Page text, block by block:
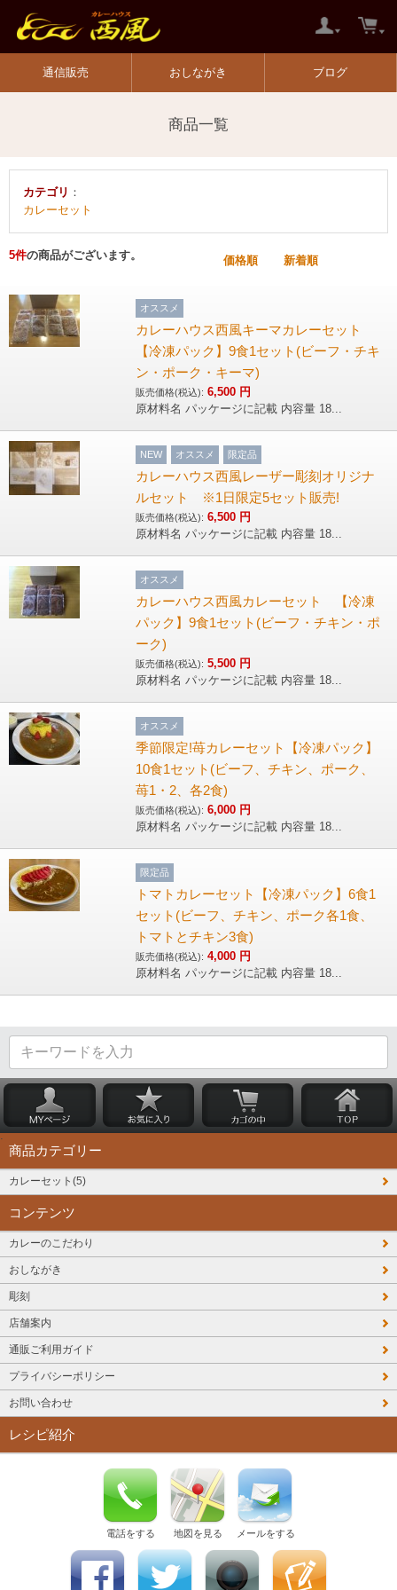
通信販売 おしながき ブログ
商品一覧
カテゴリ ：
カレーセット
5件の商品がございます。 価格順 新着順
オススメ
カレーハウス西風キーマカレーセット
【冷凍パック】9食1セット(ビーフ・チキ
ン・ポーク・キーマ)
販売価格(税込): 6,500 円
原材料名 パッケージに記載 内容量 18...
NEW オススメ 限定品
カレーハウス西風レーザー彫刻オリジナ
ルセット ※1日限定5セット販売!
販売価格(税込): 6,500 円
原材料名 パッケージに記載 内容量 18...
オススメ
カレーハウス西風カレーセット 【冷凍
パック】9食1セット(ビーフ・チキン・ポ
ーク)
販売価格(税込): 5,500 円
原材料名 パッケージに記載 内容量 18...
オススメ
季節限定!苺カレーセット【冷凍パック】
10食1セット(ビーフ、チキン、ポーク、
苺1・2、各2食)
販売価格(税込): 6,000 円
原材料名 パッケージに記載 内容量 18...
限定品
トマトカレーセット【冷凍パック】6食1
セット(ビーフ、チキン、ポーク各1食、
トマトとチキン3食)
販売価格(税込): 4,000 円
原材料名 パッケージに記載 内容量 18...
商品カテゴリー
カレーセット(5)
コンテンツ
カレーのこだわり
おしながき
彫刻
店舗案内
通販ご利用ガイド
プライバシーポリシー
お問い合わせ
レシピ紹介
電話をする 地図を見る メールをする